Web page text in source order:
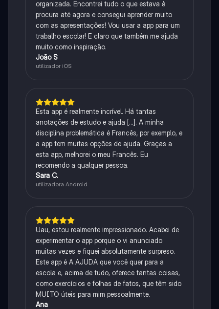
organizada. Encontrei tudo o que estava à
procura até agora e consegui aprender muito
com as apresentações! Vou usar a app para um
trabalho escolar! E claro que também me ajuda
muito como inspiração.
João S
utilizador iOS
Esta app é realmente incrível. Há tantas
anotações de estudo e ajuda [...]. A minha
disciplina problemática é Francês, por exemplo, e
a app tem muitas opções de ajuda. Graças a
esta app, melhorei o meu Francês. Eu
recomendo a qualquer pessoa.
Sara C.
utilizadora Android
Uau, estou realmente impressionado. Acabei de
experimentar o app porque o vi anunciado
muitas vezes e fiquei absolutamente surpreso.
Este app é A AJUDA que você quer para a
escola e, acima de tudo, oferece tantas coisas,
como exercícios e folhas de fatos, que têm sido
MUITO úteis para mim pessoalmente.
Ana